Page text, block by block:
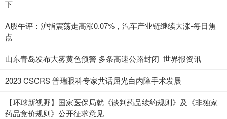
下
A股午评：沪指震荡走高涨0.07%，汽车产业链继续大涨-每日焦
点
山东青岛发布大雾黄色预警 多条高速公路封闭_世界报资讯
2023 CSCRS 普瑞眼科专家共话屈光白内障手术发展
【环球新视野】国家医保局就《谈判药品续约规则》及《非独家
药品竞价规则》公开征求意见